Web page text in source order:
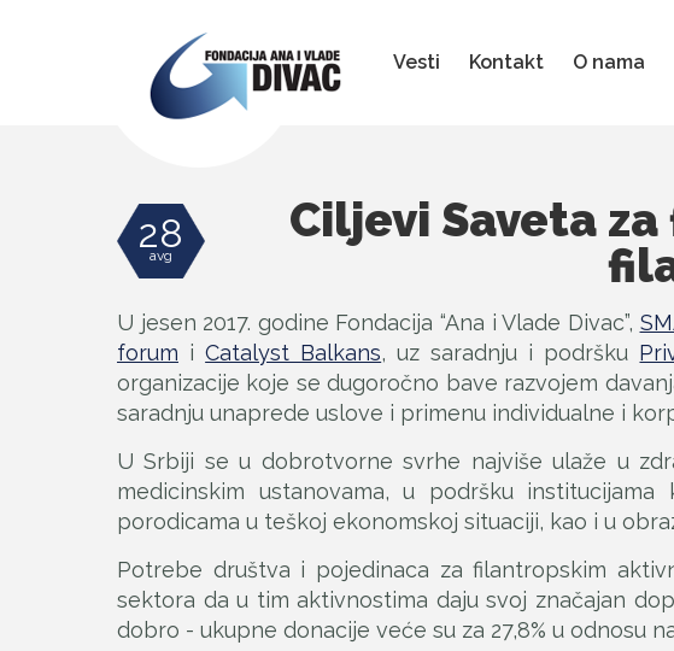
Vlade
Divac
Vesti Kontakt O nama
28
avg
Ciljevi Saveta
U jesen 2017. godine Fondacija “Ana i Vlade Divac”,
forum iCatalyst Balkans, uz saradnju i podršku
organizacije koje se dugoročno bave razvojem
saradnju unaprede uslove i primenu individualne i
U Srbiji se u dobrotvorne svrhe najviše ulaže u
medicinskim ustanovama, u podršku
porodicama u teškoj ekonomskoj situaciji, kao i u
Potrebe društva i pojedinaca za filantropskim
sektora da u tim aktivnostima daju svoj značajan
dobro - ukupne donacije veće su za 27,8% u odnosu